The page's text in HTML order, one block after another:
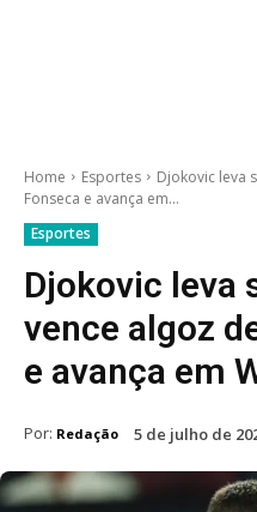
Home Esportes
Djokovic leva
Fonseca e avança em...
Esportes
Djokovic leva
vence algoz
e avança em
Por: Redação 5 de julho de